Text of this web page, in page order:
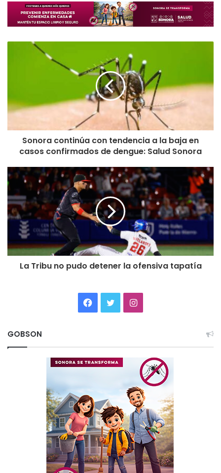
Sonora continúa con tendencia a la baja en
casos confirmados de dengue: Salud Sonora
La Tribu no pudo detener la ofensiva tapatía
Facebook
TwitterInstagram
GOBSON